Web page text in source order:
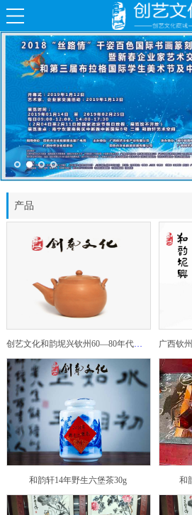
产品
创艺文化和韵坭兴钦州60—80年代坭兴陶老壶——玉奎壶
和韵轩14年野生六堡茶30g 和